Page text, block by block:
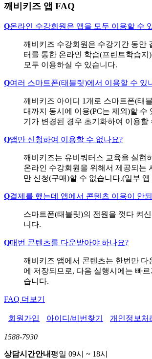
깨비키즈 앱 FAQ
Q온라인 수강회원은 앱을 모두 이용할 수
깨비키즈 수강회원은 수강기간 동안
터를 통한 온라인 학습(프린트학습지
모두 이용하실 수 있습니다.
Q여러 스마트폰(태블릿)에서 이용할 수 있
깨비키즈 아이디 1개로 스마트폰(태
대까지 동시에 이용(PC는 제외)할 수
기가 변경된 경우 초기화하여 이용할
Q앱만 신청하여 이용할 수 없나요?
깨비키즈는 유비쿼터스 교육을 실현
온라인 수강회원을 위해서 제공되는
만 신청(구매)할 수 없습니다.(일부 앱
Q결제를 했는데 앱에서 콘텐츠 이용이 안
스마트폰(태블릿)의 전원을 껏다 켜
니다.
Q매번 콘텐츠를 다운받아야 하나요?
깨비키즈 앱에서 콘텐츠는 한번만 다
에 저장되므로, 다음 실행시에는 빠
습니다.
FAQ 더보기
회원가입 아이디/비번찾기 개인정보처
1588-7930
상담시간안내평일 09시 ~ 18시